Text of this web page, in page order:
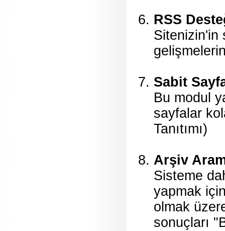
RSS
Sitenizin'in
Sabit
Bu modul
sayfalar
Tanıtımı)
Arşiv
Sisteme
yapmak
olmak
sonuçları